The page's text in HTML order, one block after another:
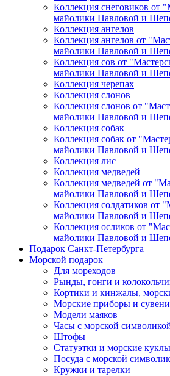
Коллекция снеговиков от
майолики Павловой и
Коллекция ангелов
Коллекция ангелов от
майолики Павловой и
Коллекция сов от
майолики Павловой и
Коллекция черепах
Коллекция слонов
Коллекция слонов от
майолики Павловой и
Коллекция собак
Коллекция собак от
майолики Павловой и
Коллекция лис
Коллекция медведей
Коллекция медведей от
майолики Павловой и
Коллекция солдатиков от
майолики Павловой и
Коллекция осликов от
майолики Павловой и
Подарок Санкт-Петербурга
Морской подарок
Для мореходов
Рынды, гонги и
Кортики и кинжалы,
Морские приборы и
Модели маяков
Часы с морской
Штофы
Статуэтки и морские куклы
Посуда с морской
Кружки и тарелки